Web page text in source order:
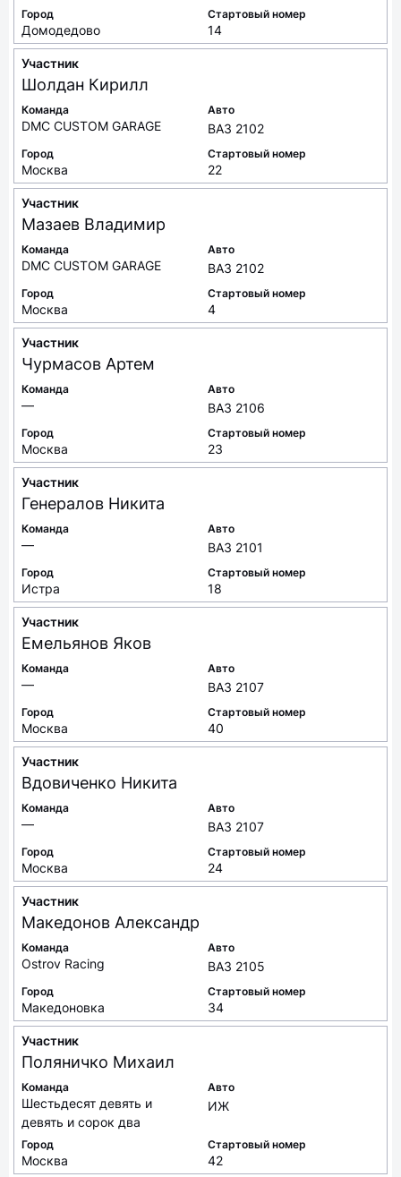
Город
Домодедово
Стартовый номер
14
Участник
Шолдан Кирилл
Команда
DMC CUSTOM GARAGE
Авто
ВАЗ 2102
Город
Москва
Стартовый номер
22
Участник
Мазаев Владимир
Команда
DMC CUSTOM GARAGE
Авто
ВАЗ 2102
Город
Москва
Стартовый номер
4
Участник
Чурмасов Артем
Команда
—
Авто
ВАЗ 2106
Город
Москва
Стартовый номер
23
Участник
Генералов Никита
Команда
—
Авто
ВАЗ 2101
Город
Истра
Стартовый номер
18
Участник
Емельянов Яков
Команда
—
Авто
ВАЗ 2107
Город
Москва
Стартовый номер
40
Участник
Вдовиченко Никита
Команда
—
Авто
ВАЗ 2107
Город
Москва
Стартовый номер
24
Участник
Македонов Александр
Команда
Ostrov Racing
Авто
ВАЗ 2105
Город
Македоновка
Стартовый номер
34
Участник
Поляничко Михаил
Команда
Шестьдесят девять и
девять и сорок два
Авто
ИЖ
Город
Москва
Стартовый номер
42